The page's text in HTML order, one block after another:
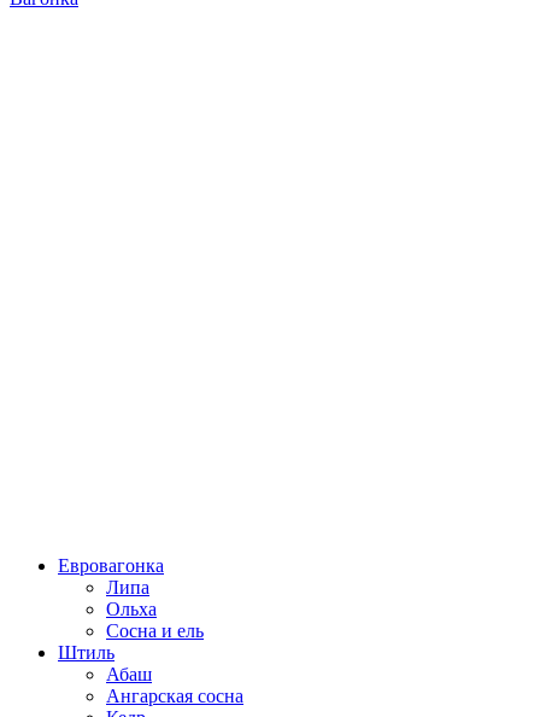
Евровагонка
Липа
Ольха
Сосна и ель
Штиль
Абаш
Ангарская сосна